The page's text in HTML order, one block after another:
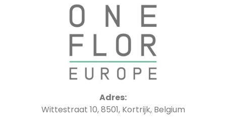
Adres:
Wittestraat 10, 8501, Kortrijk, Belgium